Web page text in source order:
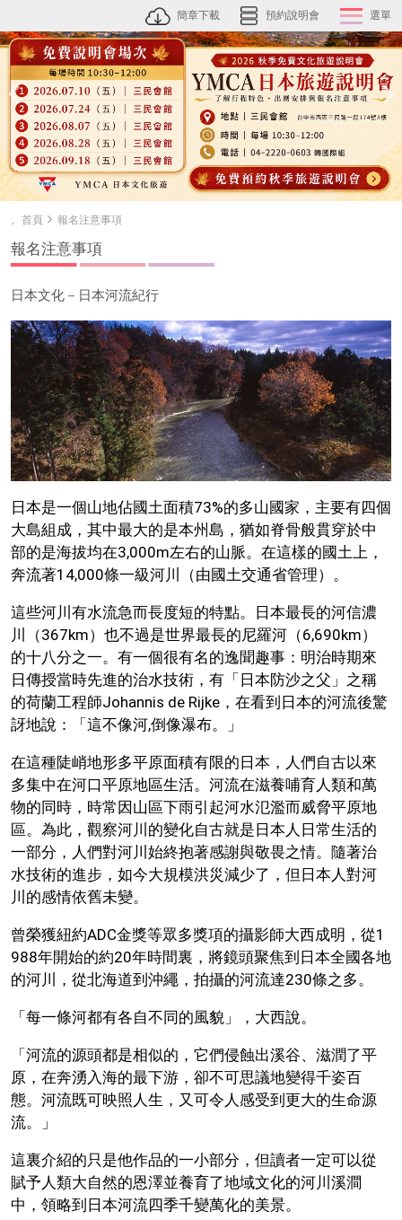
簡章下載 預約說明會 選單
。首頁 報名注意事項
報名注意事項
日本文化－日本河流紀行
日本是一個山地佔國土面積73%的多山國家，主要有四個
大島組成，其中最大的是本州島，猶如脊骨般貫穿於中
部的是海拔均在3,000m左右的山脈。在這樣的國土上，
奔流著14,000條一級河川（由國土交通省管理）。
這些河川有水流急而長度短的特點。日本最長的河信濃
川（367km）也不過是世界最長的尼羅河（6,690km）
的十八分之一。有一個很有名的逸聞趣事：明治時期來
日傳授當時先進的治水技術，有「日本防沙之父」之稱
的荷蘭工程師Johannis de Rijke，在看到日本的河流後驚
訝地說：「這不像河,倒像瀑布。」
在這種陡峭地形多平原面積有限的日本，人們自古以來
多集中在河口平原地區生活。河流在滋養哺育人類和萬
物的同時，時常因山區下雨引起河水氾濫而威脅平原地
區。為此，觀察河川的變化自古就是日本人日常生活的
一部分，人們對河川始終抱著感謝與敬畏之情。隨著治
水技術的進步，如今大規模洪災減少了，但日本人對河
川的感情依舊未變。
曾榮獲紐約ADC金獎等眾多獎項的攝影師大西成明，從1
988年開始的約20年時間裏，將鏡頭聚焦到日本全國各地
的河川，從北海道到沖繩，拍攝的河流達230條之多。
「每一條河都有各自不同的風貌」，大西說。
「河流的源頭都是相似的，它們侵蝕出溪谷、滋潤了平
原，在奔湧入海的最下游，卻不可思議地變得千姿百
態。河流既可映照人生，又可令人感受到更大的生命源
流。」
這裏介紹的只是他作品的一小部分，但讀者一定可以從
賦予人類大自然的恩澤並養育了地域文化的河川溪澗
中，領略到日本河流四季千變萬化的美景。